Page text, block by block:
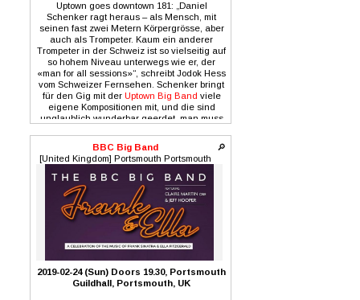
Uptown goes downtown 181: „Daniel
Schenker ragt heraus – als Mensch, mit
seinen fast zwei Metern Körpergrösse, aber
auch als Trompeter. Kaum ein anderer
Trompeter in der Schweiz ist so vielseitig auf
so hohem Niveau unterwegs wie er, der
«man for all sessions»“, schreibt Jodok Hess
vom Schweizer Fernsehen. Schenker bringt
für den Gig mit der Uptown Big Band viele
eigene Kompositionen mit, und die sind
unglaublich wunderbar geerdet, man muss
(wenn man dürfte) und zurücklehnen.
🔎
BBC Big Band
[United Kingdom] Portsmouth Portsmouth
2019-02-24 (Sun) Doors 19.30, Portsmouth
Guildhall, Portsmouth, UK